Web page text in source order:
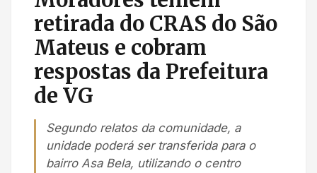
retirada do CRAS do São
Mateus e cobram
respostas da Prefeitura
de VG
Segundo relatos da comunidade, a
unidade poderá ser transferida para o
bairro Asa Bela, utilizando o centro